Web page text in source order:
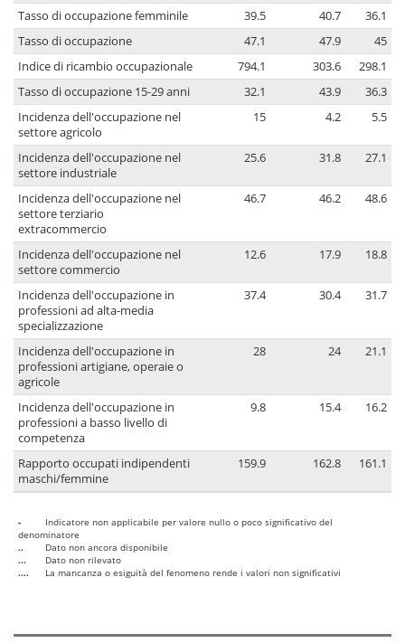
Tasso di occupazione femminile
39.5 40.7
36.1
Tasso di occupazione
47.1 47.9
45
Indice di ricambio occupazionale
794.1 303.6
298.1
Tasso di occupazione 15-29 anni
32.1 43.9
36.3
Incidenza dell'occupazione nel
settore agricolo
15 4.2 5.5
Incidenza dell'occupazione nel
settore industriale
25.6 31.8 27.1
Incidenza dell'occupazione nel
settore terziario
extracommercio
46.7 46.2 48.6
Incidenza dell'occupazione nel
settore commercio
12.6 17.9 18.8
Incidenza dell'occupazione in
professioni ad alta-media
specializzazione
37.4 30.4 31.7
Incidenza dell'occupazione in
professioni artigiane, operaie o
agricole
28 24 21.1
Incidenza dell'occupazione in
professioni a basso livello di
competenza
9.8 15.4 16.2
Rapporto occupati indipendenti
maschi/femmine
159.9 162.8 161.1
-
Indicatore non applicabile per valore nullo o poco significativo del
denominatore
..
Dato non ancora disponibile
...
Dato non rilevato
....
La mancanza o esiguità del fenomeno rende i valori non significativi